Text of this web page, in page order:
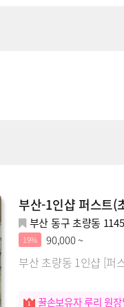
부산-1인샵 퍼스트(
부산 동구 초량동
19% 90,000 ~
부산 초량동 1인샵 [퍼
꿀손보유자 루리 원장